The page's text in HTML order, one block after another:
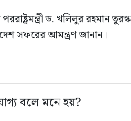
ড. খলিলুর রহমান
সফরের আমন্ত্রণ জানান।
বলে মনে হয়?